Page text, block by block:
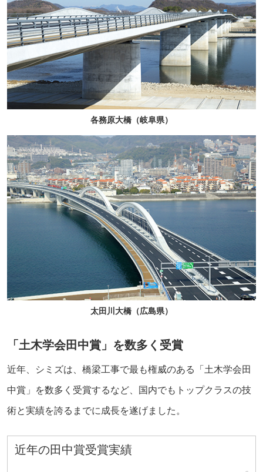
各務原大橋（岐阜県）
太田川大橋（広島県）
「土木学会田中賞」を数多く受賞
近年、シミズは、橋梁工事で最も権威のある「土木学会田
中賞」を数多く受賞するなど、国内でもトップクラスの技
術と実績を誇るまでに成長を遂げました。
近年の田中賞受賞実績